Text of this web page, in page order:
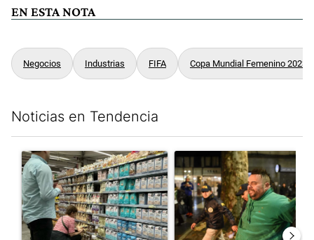
EN ESTA NOTA
Negocios Industrias FIFA Copa Mundial Femenino 2023
Noticias en Tendencia
Un artículo de tendencia con el título "Inflación y dólar: cuáles
Un artículo de tendencia con